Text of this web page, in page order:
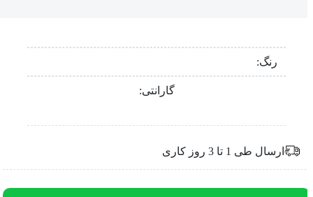
رنگ:
گارانتی:
ارسال طی 1 تا 3 روز کاری